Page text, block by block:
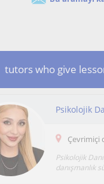
tutors who give
Çevrimiçi
Psikolojik
danışmanlık